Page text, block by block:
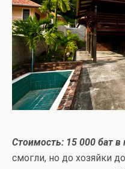
Стоимость: 15 000 бат в
смогли, но до хозяйки